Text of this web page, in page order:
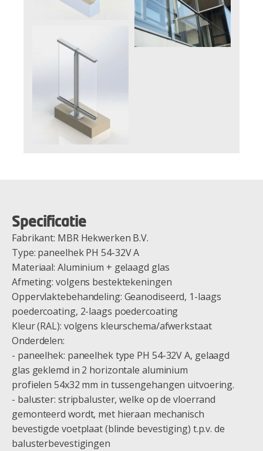
Specificatie
Fabrikant: MBR Hekwerken B.V.
Type: paneelhek PH 54-32V A
Materiaal: Aluminium + gelaagd glas
Afmeting: volgens bestektekeningen
Oppervlaktebehandeling: Geanodiseerd, 1-laags
poedercoating, 2-laags poedercoating
Kleur (RAL): volgens kleurschema/afwerkstaat
Onderdelen:
- paneelhek: paneelhek type PH 54-32V A, gelaagd
glas geklemd in 2 horizontale aluminium
profielen 54x32 mm in tussengehangen uitvoering.
- baluster: stripbaluster, welke op de vloerrand
gemonteerd wordt, met hieraan mechanisch
bevestigde voetplaat (blinde bevestiging) t.p.v. de
balusterbevestigingen